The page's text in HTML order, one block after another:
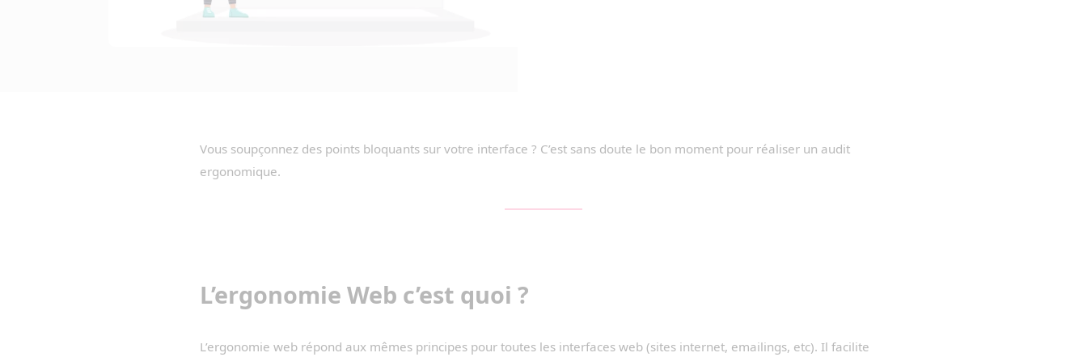
Vous soupçonnez des points bloquants sur votre interface ? C’est sans doute le bon moment pour réaliser un audit
ergonomique.
L’ergonomie Web c’est quoi ?
L’ergonomie web répond aux mêmes principes pour toutes les interfaces web (sites internet, emailings, etc). Il facilite